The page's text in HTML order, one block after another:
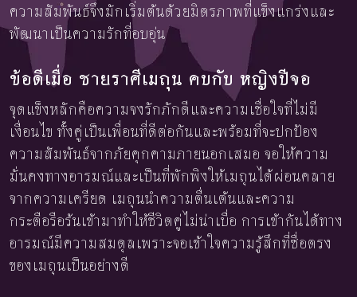
ความสัมพันธ์จึงมักเริ่มต้นด้วยมิตรภาพที่แข็งแกร่งและ
พัฒนาเป็นความรักที่อบอุ่น
ข้อดีเมื่อ ชายราศีเมถุน คบกับ หญิงปีจอ
จุดแข็งหลักคือความจงรักภักดีและความเชื่อใจที่ไม่มี
เงื่อนไข ทั้งคู่เป็นเพื่อนที่ดีต่อกันและพร้อมที่จะปกป้อง
ความสัมพันธ์จากภัยคุกคามภายนอกเสมอ จอให้ความ
มั่นคงทางอารมณ์และเป็นที่พักพิงให้เมถุนได้ผ่อนคลาย
จากความเครียด เมถุนนำความตื่นเต้นและความ
กระตือรือร้นเข้ามาทำให้ชีวิตคู่ไม่น่าเบื่อ การเข้ากันได้ทาง
อารมณ์มีความสมดุลเพราะจอเข้าใจความรู้สึกที่ซื่อตรง
ของเมถุนเป็นอย่างดี